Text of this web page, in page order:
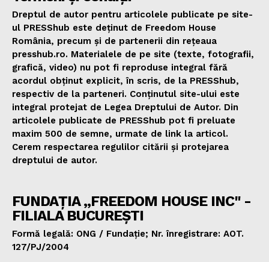
Dreptul de autor pentru articolele publicate pe site-
ul PRESShub este deținut de Freedom House
România, precum și de partenerii din rețeaua
presshub.ro. Materialele de pe site (texte, fotografii,
grafică, video) nu pot fi reproduse integral fără
acordul obținut explicit, în scris, de la PRESShub,
respectiv de la parteneri. Conținutul site-ului este
integral protejat de Legea Dreptului de Autor. Din
articolele publicate de PRESShub pot fi preluate
maxim 500 de semne, urmate de link la articol.
Cerem respectarea regulilor citării și protejarea
dreptului de autor.
FUNDAȚIA „FREEDOM HOUSE INC" -
FILIALA BUCUREȘTI
Formă legală: ONG / Fundație; Nr. înregistrare: AOT.
127/PJ/2004